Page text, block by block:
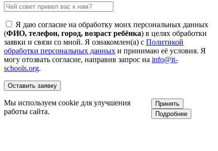
Я даю согласие на обработку моих персональных данных
(ФИО, телефон, город, возраст ребёнка) в целях обработки
заявки и связи со мной. Я ознакомлен(а) с Политикой
обработки персональных данных и принимаю её условия. Я
могу отозвать согласие, направив запрос на info@it-
schools.org.
Мы используем cookie для улучшения
работы сайта.
Принять
Подробнее